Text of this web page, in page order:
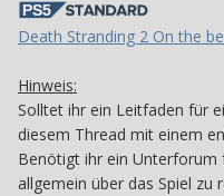
Death Stranding 2 On the
Hinweis:
Solltet ihr ein Leitfaden für
diesem Thread mit einem
Benötigt ihr ein
allgemein über das Spiel zu